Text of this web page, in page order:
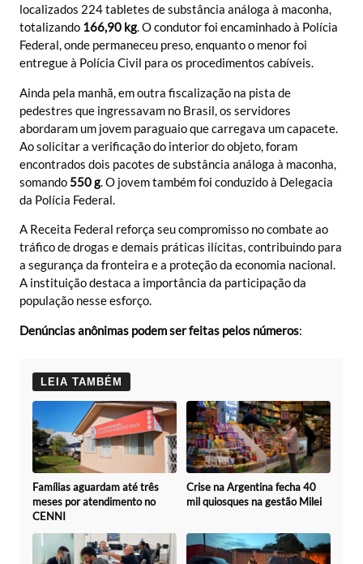
localizados 224 tabletes de substância análoga à maconha,
totalizando 166,90 kg. O condutor foi encaminhado à Polícia
Federal, onde permaneceu preso, enquanto o menor foi
entregue à Polícia Civil para os procedimentos cabíveis.
Ainda pela manhã, em outra fiscalização na pista de
pedestres que ingressavam no Brasil, os servidores
abordaram um jovem paraguaio que carregava um capacete.
Ao solicitar a verificação do interior do objeto, foram
encontrados dois pacotes de substância análoga à maconha,
somando550 g. O jovem também foi conduzido à Delegacia
da Polícia Federal.
A Receita Federal reforça seu compromisso no combate ao
tráfico de drogas e demais práticas ilícitas, contribuindo para
a segurança da fronteira e a proteção da economia nacional.
A instituição destaca a importância da participação da
população nesse esforço.
Denúncias anônimas podem ser feitas pelos números:
LEIA TAMBÉM
Famílias aguardam até três
meses por atendimento no
CENNI
Crise na Argentina fecha 40
mil quiosques na gestão Milei